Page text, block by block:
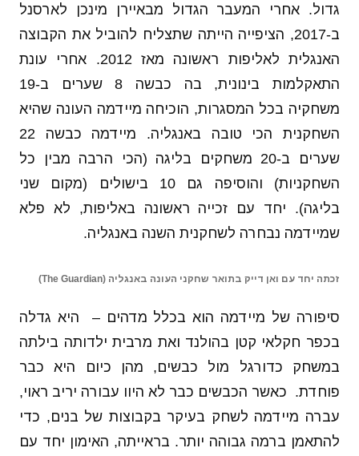
גדול. אחרי המעבר הגדול מבאיירן מינכן לארסנל
ב-2017, הציפייה הייתה שתצליח להוביל את הקבוצה
האנגלית לאליפות ראשונה מאז 2012. אחרי עונת
התאקלמות בינונית, בה כבשה 8 שערים ב-19
משחקיה בכל המסגרות, הוכיחה מיידמה העונה שהיא
השחקנית הכי טובה באנגליה. מיידמה כבשה 22
שערים ב-20 משחקים בליגה (הכי הרבה מבין כל
השחקניות) והוסיפה גם 10 בישולים (מקום שני
בליגה). יחד עם זכייה ראשונה באליפות, לא פלא
שמיידמה נבחרה לשחקנית השנה באנגליה.
זכתה יחד עם ואן דייק בתואר שחקני העונה באנגליה (The Guardian)
סיפורה של מיידמה הוא בכלל מדהים – היא גדלה
בכפר חקלאי קטן בהולנד ואת מרבית ילדותה בילתה
במשחק כדורגל מול כבשים, מהן כיום היא כבר
פוחדת. כאשר הכבשים כבר לא היוו עבורה יריב ראוי,
עברה מיידמה לשחק בעיקר בקבוצות של בנים, כדי
להתאמן ברמה גבוהה יותר. בראייתה, האימון יחד עם